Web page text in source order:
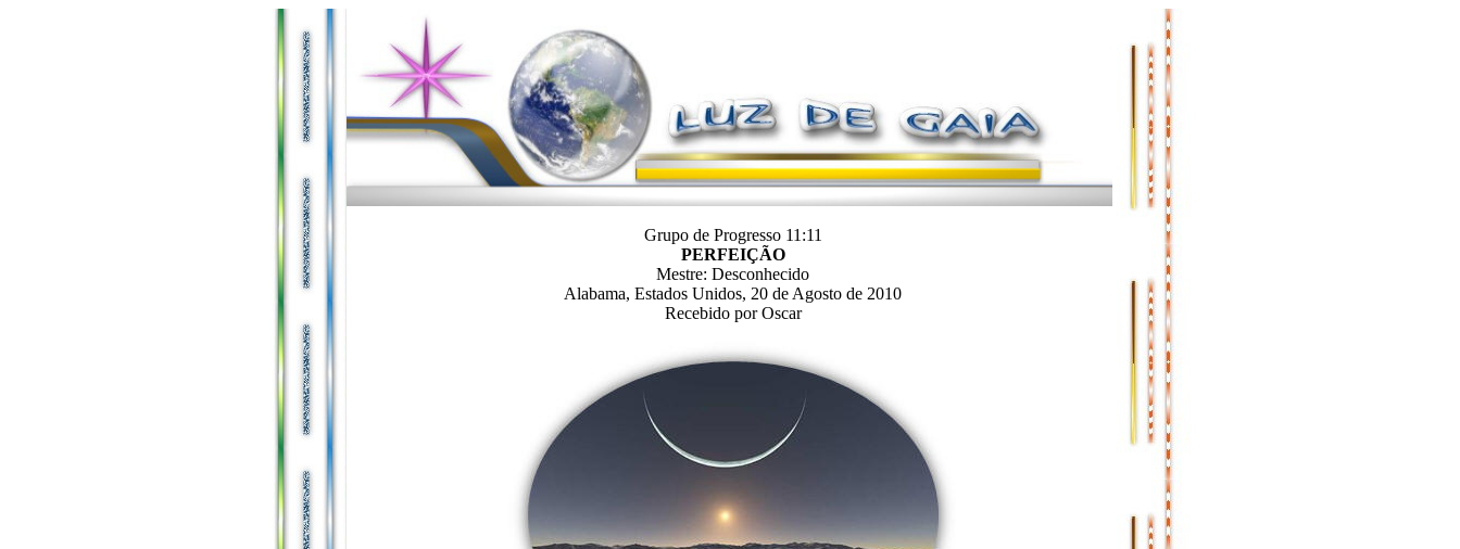
Grupo de Progresso 11:11
PERFEIÇÃO
Mestre: Desconhecido
Alabama, Estados Unidos, 20 de Agosto de 2010
Recebido por Oscar